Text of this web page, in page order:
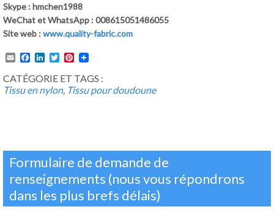
Skype : hmchen1988
WeChat et WhatsApp : 008615051486055
Site web :www.quality-fabric.com
EmailFacebook
LinkedIn
TwitterPinterest
CATÉGORIE ET TAGS :
Tissu en nylon, Tissu pour doudoune
Formulaire de demande de
renseignements (nous vous répondrons
dans les plus brefs délais)